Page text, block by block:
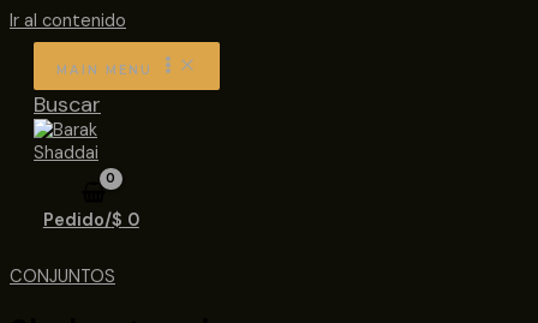
Ir al contenido
MAIN MENU
Buscar
Pedido/$ 0
CONJUNTOS